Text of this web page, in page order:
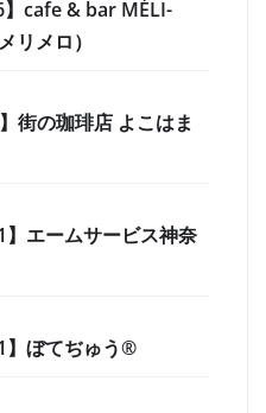
】cafe & bar MÉLI-
リメロ）
街の珈琲店 よこはま
】エームサービス神奈
】ぼてぢゅう®